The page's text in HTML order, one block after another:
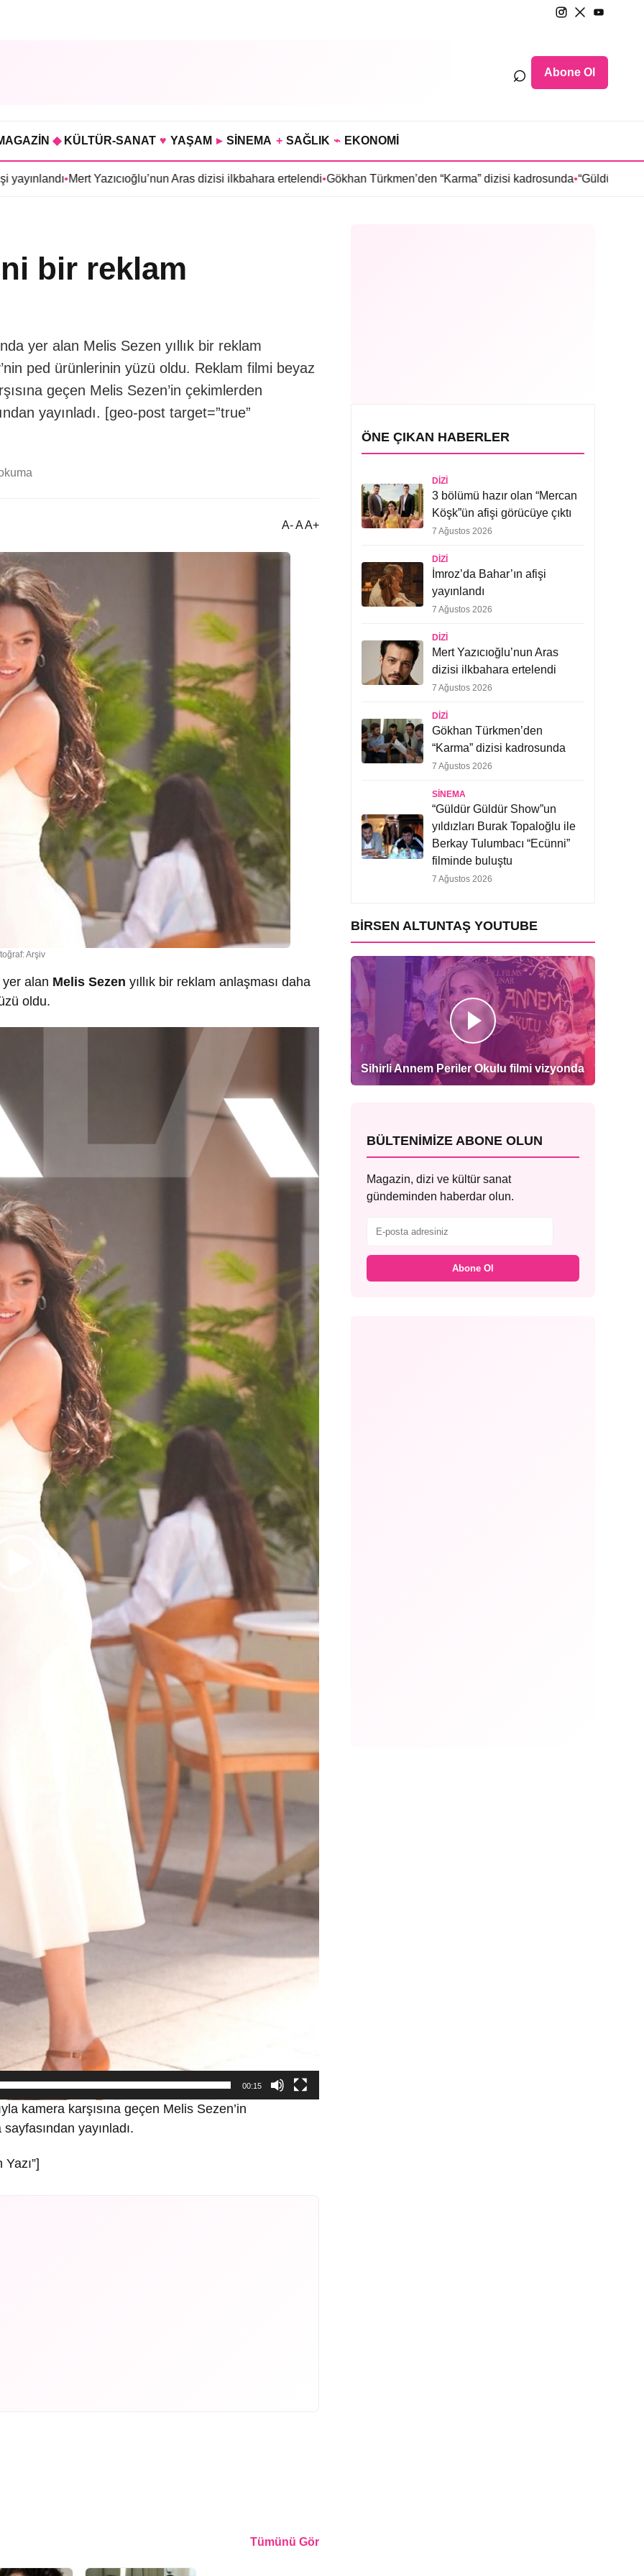
⌕ Abone Ol
◆ KÜLTÜR-SANAT ♥ YAŞAM ▸ SİNEMA + SAĞLIK ⌁ EKONOMİ
•Mert Yazıcıoğlu’nun Aras dizisi ilkbahara ertelendi•Gökhan Türkmen’den “Karma” dizisi kadrosunda •“Güldür Güldür
bir reklam
yer alan Melis Sezen yıllık bir reklam
ped ürünlerinin yüzü oldu. Reklam filmi beyaz
geçen Melis Sezen’in çekimlerden
yayınladı. [geo-post target=”true”
A- A A+
Arşiv
yer alan Melis Sezen yıllık bir reklam anlaşması daha
oldu.
00:15
kamera karşısına geçen Melis Sezen’in
yayınladı.
Tümünü Gör
ÖNE ÇIKAN HABERLER
DIZI
3 bölümü hazır olan “Mercan
Köşk”ün afişi görücüye çıktı
7 Ağustos 2026
DIZI
İmroz’da Bahar’ın afişi
yayınlandı
7 Ağustos 2026
DIZI
Mert Yazıcıoğlu’nun Aras
dizisi ilkbahara ertelendi
7 Ağustos 2026
DIZI
Gökhan Türkmen’den
“Karma” dizisi kadrosunda
7 Ağustos 2026
SINEMA
“Güldür Güldür Show”un
yıldızları Burak Topaloğlu ile
Berkay Tulumbacı “Ecünni”
filminde buluştu
7 Ağustos 2026
BIRSEN ALTUNTAŞ YOUTUBE
Sihirli Annem Periler Okulu filmi vizyonda
BÜLTENIMIZE ABONE OLUN
Magazin, dizi ve kültür sanat
gündeminden haberdar olun.
Abone Ol